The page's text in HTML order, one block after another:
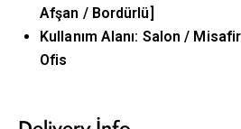
Afşan / Bordürlü]
Kullanım Alanı: Salon /
Ofis